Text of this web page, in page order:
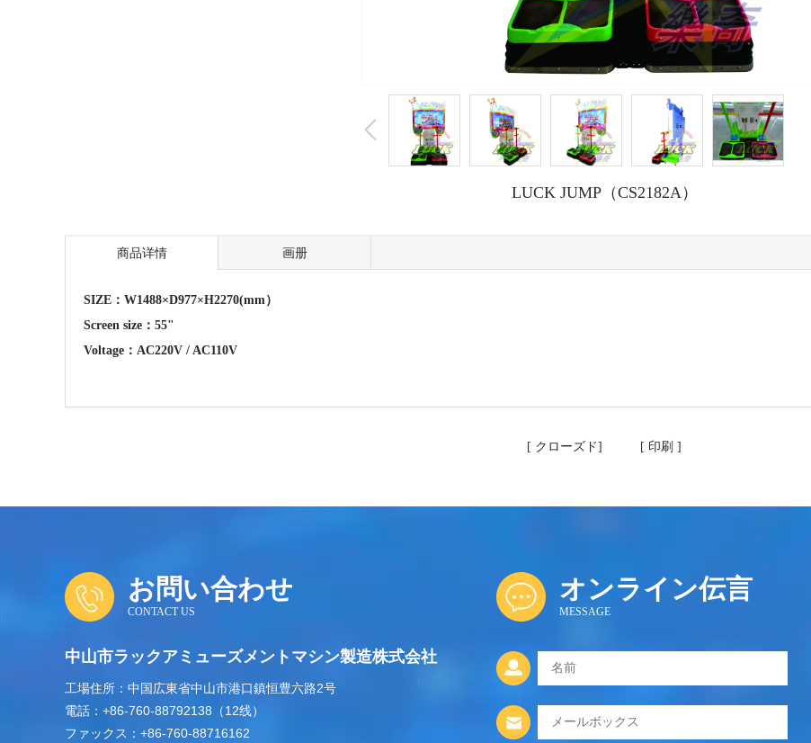
LUCK JUMP（CS2182A）
商品详情 画册
SIZE：W1488×D977×H2270(mm）
Screen size：55"
Voltage：AC220V / AC110V
[ クローズド] [ 印刷 ]
お問い合わせ
CONTACT US
オンライン伝言
MESSAGE
中山市ラックアミューズメントマシン製造株式会社
工場住所：中国広東省中山市港口鎮恒豊六路2号
電話： +86-760-88792138 （ 12线）
ファックス： +86-760-88716162